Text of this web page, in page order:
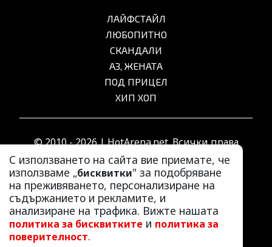
С използването на сайта вие приемате, че
използваме „бисквитки" за подобряване
на преживяването, персонализиране на
съдържанието и рекламите, и
анализиране на трафика. Вижте нашата
политика за бисквитките и политика за
поверителност.
ЛАЙФСТАЙЛ
ЛЮБОПИТНО
СКАНДАЛИ
АЗ, ЖЕНАТА
ПОД ПРИЦЕЛ
ХИП ХОП
© 2010 - 2026 | HotArena.net. Всички права
запазени.
РЕКЛАМА
КОНТАКТИ
ОБЩИ УСЛОВИЯ
ПОЛИТИКА ЗА ПОВЕРИТЕЛНОСТ